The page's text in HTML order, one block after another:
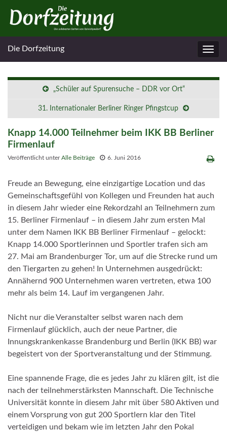
Die Dorfzeitung
„Schüler auf Spurensuche – DDR vor Ort“
31. Internationaler Berliner Ringer Pfingstcup
Knapp 14.000 Teilnehmer beim IKK BB Berliner
Firmenlauf
Veröffentlicht unterAlle Beiträge 6. Juni 2016
Freude an Bewegung, eine einzigartige Location und das
Gemeinschaftsgefühl von Kollegen und Freunden hat auch
in diesem Jahr wieder eine Rekordzahl an Teilnehmern zum
15. Berliner Firmenlauf – in diesem Jahr zum ersten Mal
unter dem Namen IKK BB Berliner Firmenlauf – gelockt:
Knapp 14.000 Sportlerinnen und Sportler trafen sich am
27. Mai am Brandenburger Tor, um auf die Strecke rund um
den Tiergarten zu gehen! In Unternehmen ausgedrückt:
Annähernd 900 Unternehmen waren vertreten, etwa 100
mehr als beim 14. Lauf im vergangenen Jahr.
Nicht nur die Veranstalter selbst waren nach dem
Firmenlauf glücklich, auch der neue Partner, die
Innungskrankenkasse Brandenburg und Berlin (IKK BB) war
begeistert von der Sportveranstaltung und der Stimmung.
Eine spannende Frage, die es jedes Jahr zu klären gilt, ist die
nach der teilnehmerstärksten Mannschaft. Die Technische
Universität konnte in diesem Jahr mit über 580 Aktiven und
einem Vorsprung von gut 200 Sportlern klar den Titel
verteidigen und bekam wie im letzten Jahr den Pokal